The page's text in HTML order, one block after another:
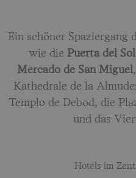
Ein schöner
wie die Puerta del Sol
Mercado de San Miguel
Kathedrale de la
Templo de Debod, die
und das
Hotels im